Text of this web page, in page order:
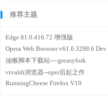
推荐主题
Edge 81.0.416.72 增强版
Opera Web Browser v61.0.3298.6
油猴脚本下载站----greasyfork
vivaldi浏览器--oper后起之作
RunningCheese Firefox V10